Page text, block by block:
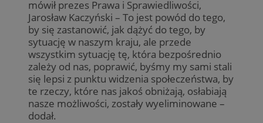
mówił prezes Prawa i Sprawiedliwości,
Jarosław Kaczyński – To jest powód do tego,
by się zastanowić, jak dążyć do tego, by
sytuację w naszym kraju, ale przede
wszystkim sytuację tę, która bezpośrednio
zależy od nas, poprawić, byśmy my sami stali
się lepsi z punktu widzenia społeczeństwa, by
te rzeczy, które nas jakoś obniżają, osłabiają
nasze możliwości, zostały wyeliminowane –
dodał.